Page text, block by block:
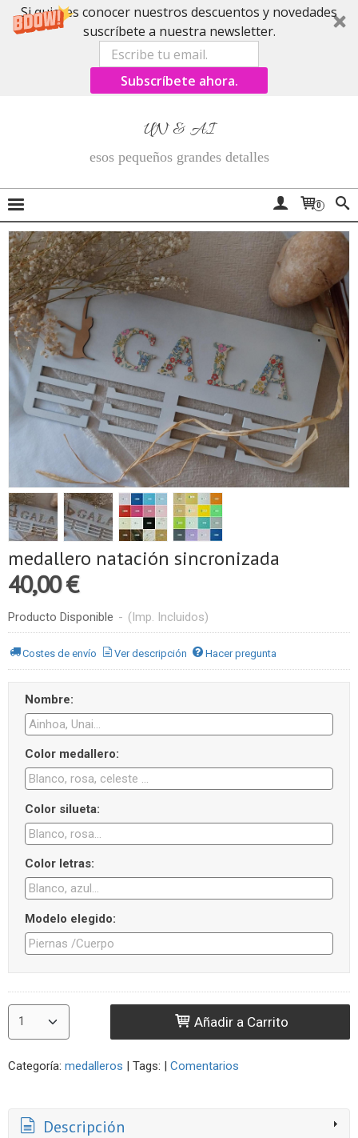
Si quieres conocer nuestros descuentos y novedades
suscríbete a nuestra newsletter.
Subscríbete ahora.
UN & AI
esos pequeños grandes detalles
0
medallero natación sincronizada
40,00 €
Producto Disponible - (Imp. Incluidos)
Costes de envío Ver descripción Hacer pregunta
Nombre:
Color medallero:
Color silueta:
Color letras:
Modelo elegido:
Añadir a Carrito
Categoría: medalleros | Tags: | Comentarios
Descripción